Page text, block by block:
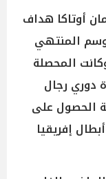
أوتاكا هداف
المنتهي
المحصلة
دوري رجال
الحصول على
إفريقيا